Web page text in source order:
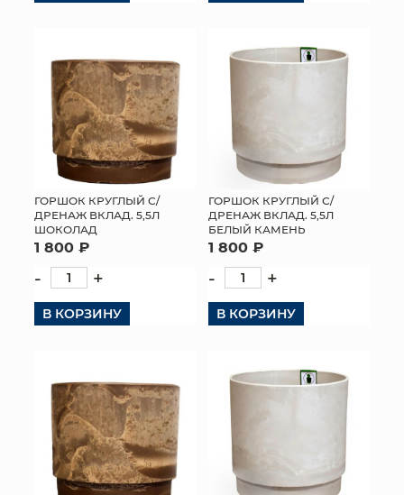
ГОРШОК КРУГЛЫЙ С/
ДРЕНАЖ ВКЛАД. 5,5Л
ШОКОЛАД
1 800 ₽
- +
В КОРЗИНУ
ГОРШОК КРУГЛЫЙ С/
ДРЕНАЖ ВКЛАД. 5,5Л
БЕЛЫЙ КАМЕНЬ
1 800 ₽
- +
В КОРЗИНУ